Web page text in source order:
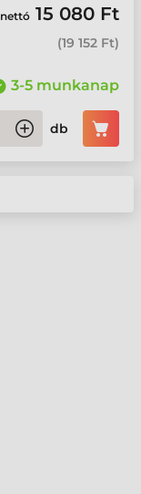
nettó 15 080 Ft
(19 152 Ft)
3-5 munkanap
db